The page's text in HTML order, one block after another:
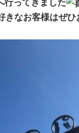
きなお客様はぜ